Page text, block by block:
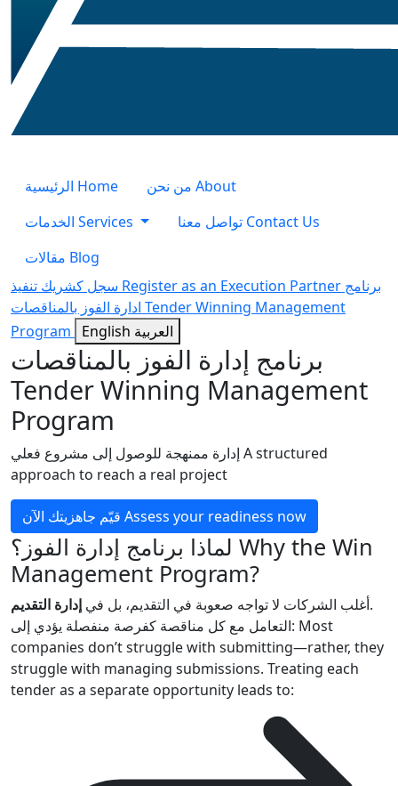
الرئيسية Home من نحن About
الخدمات Services تواصل معنا Contact Us
مقالات Blog
سجل كشريك تنفيذ Register as an Execution Partner برنامج
ادارة الفوز بالمناقصات Tender Winning Management
Program
English العربية
برنامج إدارة الفوز بالمناقصات
Tender Winning Management
Program
إدارة ممنهجة للوصول إلى مشروع فعلي A structured
approach to reach a real project
قيّم جاهزيتك الآن Assess your readiness now
لماذا برنامج إدارة الفوز؟ Why the Win
Management Program?
أغلب الشركات لا تواجه صعوبة في التقديم، بل في إدارة التقديم
.
التعامل مع كل مناقصة كفرصة منفصلة يؤدي إلى: Most
companies don’t struggle with submitting—rather, they
struggle with managing submissions. Treating each
tender as a separate opportunity leads to: